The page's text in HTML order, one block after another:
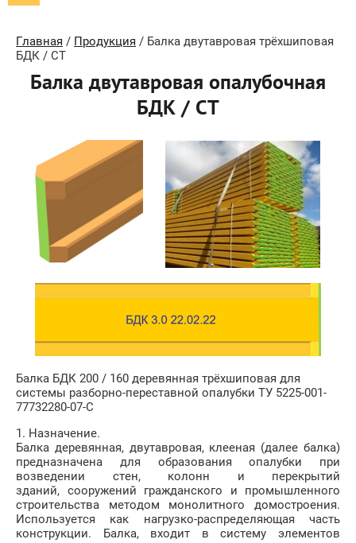
Главная / Продукция / Балка двутавровая трёхшиповая
БДК / СТ
Балка двутавровая опалубочная
БДК / СТ
Балка БДК 200 / 160 деревянная трёхшиповая для
системы разборно-переставной опалубки ТУ 5225-001-
77732280-07-С
1. Назначение.
Балка деревянная, двутавровая, клееная (далее балка)
предназначена для образования опалубки при
возведении стен, колонн и перекрытий
зданий, сооружений гражданского и промышленного
строительства методом монолитного домостроения.
Используется как нагрузко-распределяющая часть
конструкции. Балка, входит в систему элементов